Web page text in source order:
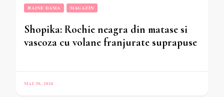
HAINE DAMA MAGAZIN
Shopika: Rochie neagra din matase si
vascoza cu volane franjurate suprapuse
MAI 30, 2026